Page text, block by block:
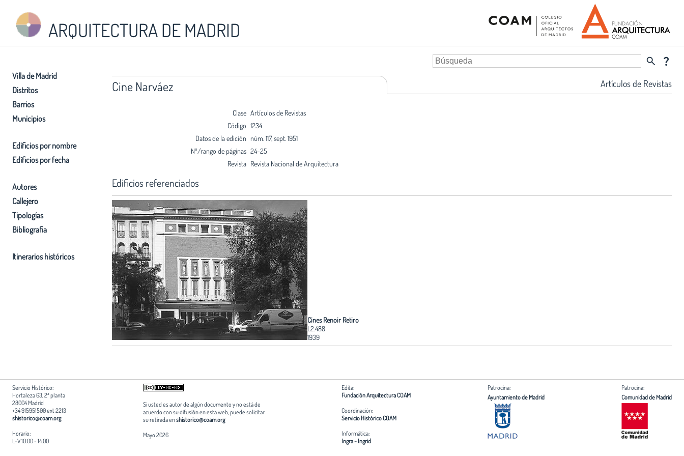
ARQUITECTURA DE MADRID
Villa de Madrid
Distritos
Barrios
Municipios
Edificios por nombre
Edificios por fecha
Autores
Callejero
Tipologías
Bibliografia
Itinerarios históricos
search question_mark
Cine Narváez Artículos de Revistas
Clase Artículos de Revistas
Código 1234
Datos de la edición núm. 117, sept. 1951
Nº/rango de páginas 24-25
Revista Revista Nacional de Arquitectura
Edificios referenciados
Cines Renoir Retiro
L2.488
1939
Servicio Histórico:
Hortaleza 63, 2ª planta
28004 Madrid
+34 915951500 ext 2213
shistorico@coam.org
Horario:
L-V 10.00 - 14.00
Si usted es autor de algún documento y no está de
acuerdo con su difusión en esta web, puede solicitar
su retirada enshistorico@coam.org
Mayo 2026
Edita:
Fundación Arquitectura COAM
Coordinación:
Servicio Histórico COAM
Informática:
Ingra - Ingrid
Patrocina:
Ayuntamiento de Madrid
Patrocina:
Comunidad de Madrid